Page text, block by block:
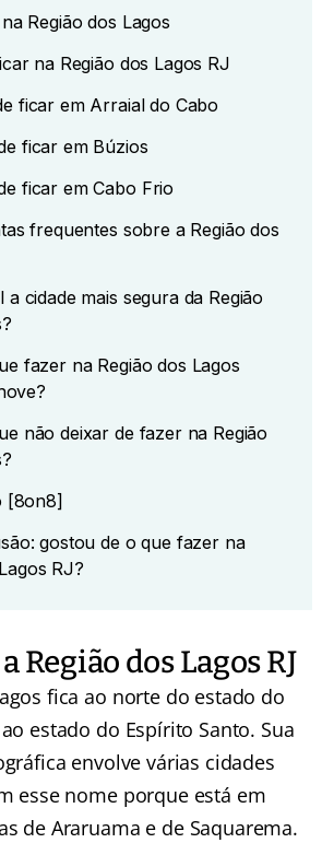
Região dos Lagos
na Região dos Lagos RJ
ficar em Arraial do Cabo
ficar em Búzios
ficar em Cabo Frio
frequentes sobre a Região dos
a cidade mais segura da Região
fazer na Região dos Lagos
não deixar de fazer na Região
[8on8]
gostou de o que fazer na
RJ?
Região dos Lagos RJ
fica ao norte do estado do
estado do Espírito Santo. Sua
envolve várias cidades
esse nome porque está em
de Araruama e de Saquarema.